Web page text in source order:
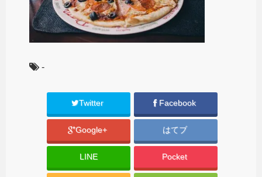
-
Twitter Facebook
Google+ はてブ
LINE Pocket